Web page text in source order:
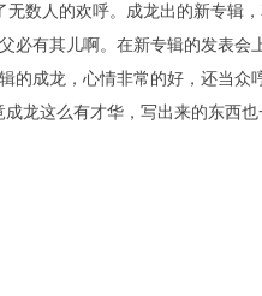
数人的欢呼。成龙出的新专辑
有其儿啊。在新专辑的发表
成龙，心情非常的好，还当
龙这么有才华，写出来的东西